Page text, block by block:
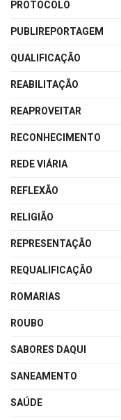
PROTOCOLO
PUBLIREPORTAGEM
QUALIFICAÇÃO
REABILITAÇÃO
REAPROVEITAR
RECONHECIMENTO
REDE VIÁRIA
REFLEXÃO
RELIGIÃO
REPRESENTAÇÃO
REQUALIFICAÇÃO
ROMARIAS
ROUBO
SABORES DAQUI
SANEAMENTO
SAÚDE